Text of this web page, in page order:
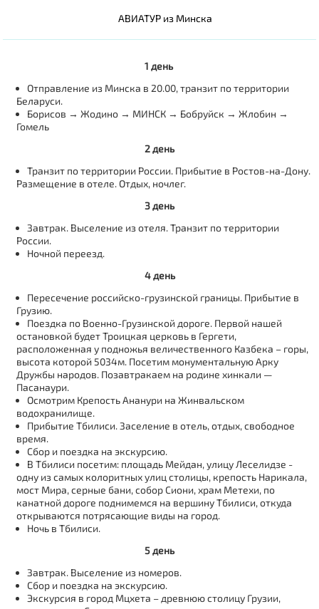
АВИАТУР из Минска
1 день
Отправление из Минска в 20.00, транзит по территории
Беларуси.
Борисов → Жодино → МИНСК → Бобруйск → Жлобин →
Гомель
2 день
Транзит по территории России. Прибытие в Ростов-на-Дону.
Размещение в отеле. Отдых, ночлег.
3 день
Завтрак. Выселение из отеля. Транзит по территории
России.
Ночной переезд.
4 день
Пересечение российско-грузинской границы. Прибытие в
Грузию.
Поездка по Военно-Грузинской дороге. Первой нашей
остановкой будет Троицкая церковь в Гергети,
расположенная у подножья величественного Казбека – горы,
высота которой 5034м. Посетим монументальную Арку
Дружбы народов. Позавтракаем на родине хинкали —
Пасанаури.
Осмотрим Крепость Ананури на Жинвальском
водохранилище.
Прибытие Тбилиси. Заселение в отель, отдых, свободное
время.
Сбор и поездка на экскурсию.
В Тбилиси посетим: площадь Мейдан, улицу Леселидзе -
одну из самых колоритных улиц столицы, крепость Нарикала,
мост Мира, серные бани, собор Сиони, храм Метехи, по
канатной дороге поднимемся на вершину Тбилиси, откуда
открываются потрясающие виды на город.
Ночь в Тбилиси.
5 день
Завтрак. Выселение из номеров.
Сбор и поездка на экскурсию.
Экскурсия в город Мцхета – древнюю столицу Грузии,